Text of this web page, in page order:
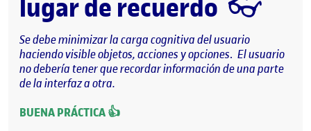
lugar de recuerdo 👓
Se debe minimizar la carga cognitiva del usuario
haciendo visible objetos, acciones y opciones. El usuario
no debería tener que recordar información de una parte
de la interfaz a otra.
BUENA PRÁCTICA 👍